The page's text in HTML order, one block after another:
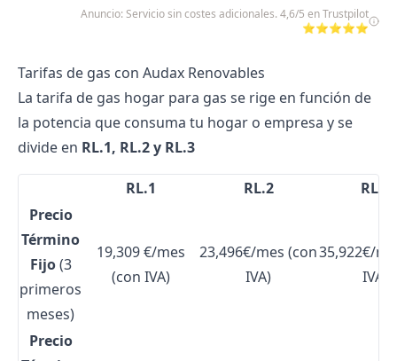
Anuncio: Servicio sin costes adicionales. 4,6/5 en Trustpilot
⭐⭐⭐⭐⭐
Tarifas de gas con Audax Renovables
La tarifa de gas hogar para gas se rige en función de
la potencia que consuma tu hogar o empresa y se
divide en RL.1, RL.2 y RL.3
RL.1 RL.2
RL.3
Precio
Término
Fijo(3
primeros
meses)
19,309 €/mes
(con IVA)
23,496€/mes (con
IVA)
35,922€/
IVA)
Precio